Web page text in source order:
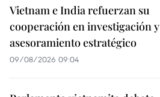
Vietnam e India refuerzan su
cooperación en investigación y
asesoramiento estratégico
09/08/2026 09:04